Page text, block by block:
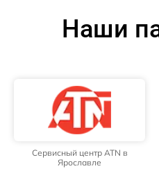
Наши
Сервисный центр ATN в
Ярославле